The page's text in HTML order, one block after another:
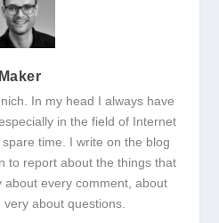
Maker
In my head I always have
in the field of Internet
time. I write on the blog
to report about the things that
about every comment, about
about questions.